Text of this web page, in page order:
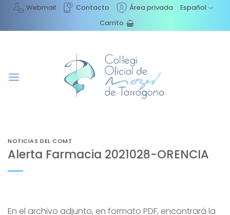
Saltar
contenido
Webmail Contacto Área privada
Español
Carrito
NOTICIAS DEL COMT
Alerta Farmacia 2021028-ORENCIA
En el archivo adjunto, en formato PDF, encontrará la